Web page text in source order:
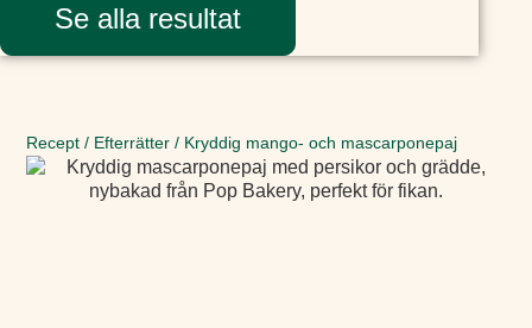
Se alla resultat
Recept / Efterrätter / Kryddig mango- och mascarponepaj